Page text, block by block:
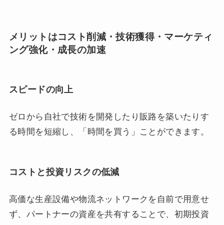
メリットはコスト削減・技術獲得・マーケティ
ング強化・成長の加速
スピードの向上
ゼロから自社で技術を開発したり販路を築いたりす
る時間を短縮し、「時間を買う」ことができます。
コストと投資リスクの低減
高価な生産設備や物流ネットワークを自前で用意せ
ず、パートナーの資産を共有することで、初期投資